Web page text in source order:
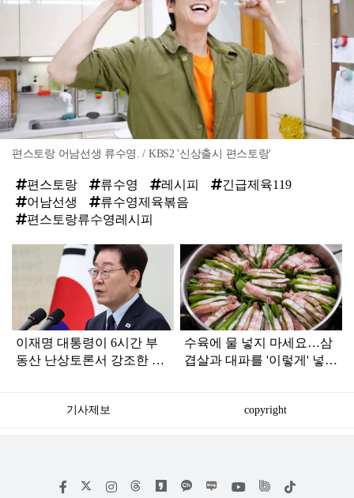
편스토랑 어남선생 류수영. / KBS2 '신상출시 편스토랑'
편스토랑 류수영 레시피
긴급제육119
어남선생
류수영제육볶음
편스토랑류수영레시피
이재명 대통령이 6시간 부
동산 난상토론서 강조한 내
수육에 물 넣지 마세요…삼
겹살과 대파를 '이렇게' 넣으
기사제보 copyright
페
인
위
틱